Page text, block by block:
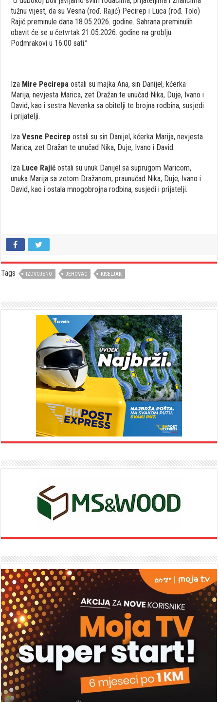
tužnu vijest, da su Vesna (rođ. Rajić) Pecirep i Luca (rođ. Tolo)
Rajić preminule dana 18.05.2026. godine. Sahrana preminulih
obavit će se u četvrtak 21.05.2026. godine na groblju
Podmrakovi u 16:00 sati.”
Iza Mire Pecirepa ostali su majka Ana, sin Danijel, kćerka
Marija, nevjesta Marica, zet Dražan te unučad Nika, Duje, Ivano i
David, kao i sestra Nevenka sa obitelji te brojna rodbina, susjedi
i prijatelji.
IzaVesne Pecirep ostali su sin Danijel, kćerka Marija, nevjesta
Marica, zet Dražan te unučad Nika, Duje, Ivano i David.
Iza Luce Rajić ostali su unuk Danijel sa suprugom Maricom,
unuka Marija sa zetom Dražanom, praunučad Nika, Duje, Ivano i
David, kao i ostala mnogobrojna rodbina, susjedi i prijatelji.
Tags IZDVOJENO JEHOVAC KISELJAK